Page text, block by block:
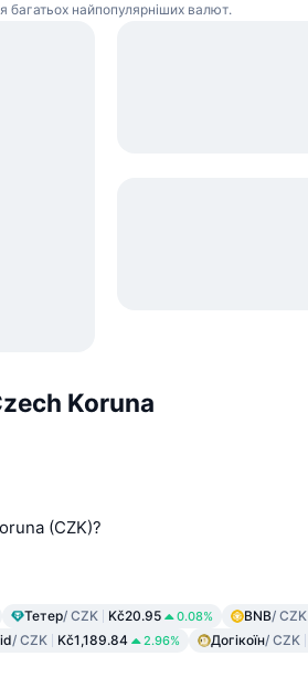
багатьох найпопулярніших валют.
Koruna
(CZK)?
Тетер/ CZK Kč20.95 0.08% BNB/ CZK
/ CZK Kč1,189.84 2.96% Догікоїн/ CZK